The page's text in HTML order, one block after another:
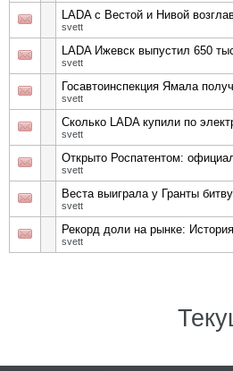
LADA с Вестой и Нивой
svett
LADA Ижевск выпустил 650
svett
Госавтоинспекция Ямала
svett
Сколько LADA купили по
svett
Открыто Роспатентом:
svett
Веста выиграла у Гранты
svett
Рекорд доли на рынке:
svett